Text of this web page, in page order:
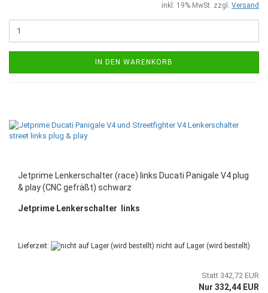
inkl. 19% MwSt. zzgl. Versand
IN DEN WARENKORB
Jetprime Lenkerschalter (race) links Ducati Panigale V4 plug
& play (CNC gefräßt) schwarz
Jetprime Lenkerschalter links
Lieferzeit: nicht auf Lager (wird bestellt)
Statt 342,72 EUR
Nur 332,44 EUR